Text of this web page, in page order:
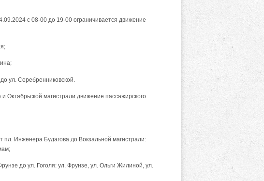
с 08-00 до 19-00 ограничивается движение
ул. Серебренниковской.
Октябрьской магистрали движение пассажирского
пл. Инженера Будагова до Вокзальной магистрали:
до ул. Гоголя: ул. Фрунзе, ул. Ольги Жилиной, ул.